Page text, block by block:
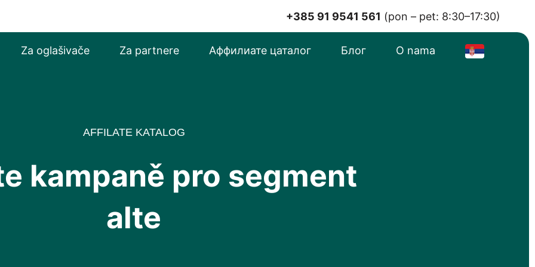
+385 91 9541 561 (pon – pet: 8:30–17:30)
Za oglašivače Za partnere Аффилиате цаталог Блог O nama
AFFILATE KATALOG
kampaně pro segment
alte